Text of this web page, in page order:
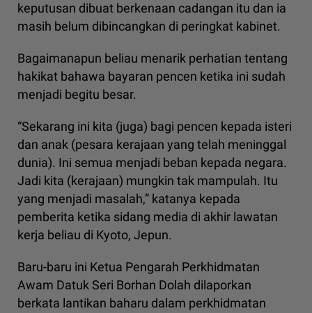
keputusan dibuat berkenaan cadangan itu dan ia
masih belum dibincangkan di peringkat kabinet.
Bagaimanapun beliau menarik perhatian tentang
hakikat bahawa bayaran pencen ketika ini sudah
menjadi begitu besar.
“Sekarang ini kita (juga) bagi pencen kepada isteri
dan anak (pesara kerajaan yang telah meninggal
dunia). Ini semua menjadi beban kepada negara.
Jadi kita (kerajaan) mungkin tak mampulah. Itu
yang menjadi masalah,” katanya kepada
pemberita ketika sidang media di akhir lawatan
kerja beliau di Kyoto, Jepun.
Baru-baru ini Ketua Pengarah Perkhidmatan
Awam Datuk Seri Borhan Dolah dilaporkan
berkata lantikan baharu dalam perkhidmatan